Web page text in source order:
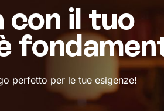
con il tuo
perfetto per le tue esigenze!